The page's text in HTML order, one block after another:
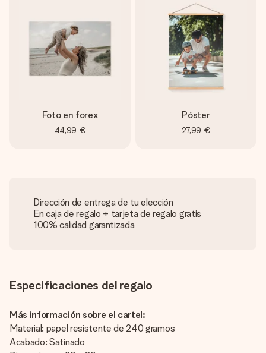
Foto en forex
44,99 €
Póster
27,99 €
Dirección de entrega de tu elección
En caja de regalo + tarjeta de regalo gratis
100% calidad garantizada
Especificaciones del regalo
Más información sobre el cartel:
Material: papel resistente de 240 gramos
Acabado: Satinado